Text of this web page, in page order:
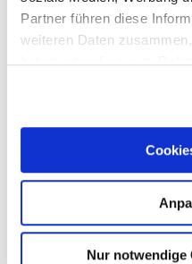
Partner führen diese
weiteren Daten
haben oder die sie im
Nur notwendige
Betriebsart
Einrichtungen
Zahlungsarten
Ausstattung